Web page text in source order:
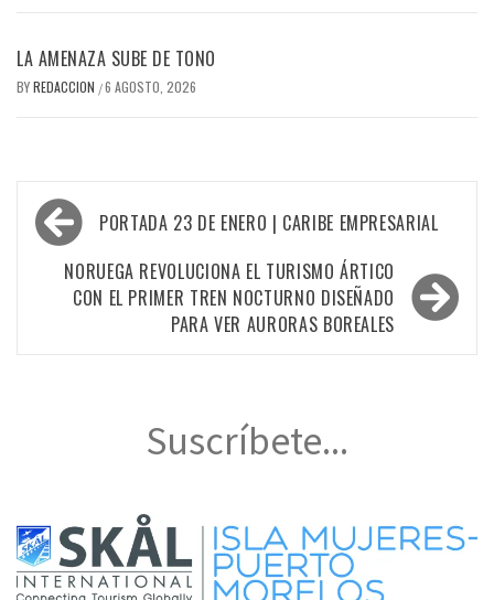
LA AMENAZA SUBE DE TONO
BYREDACCION /6 AGOSTO, 2026
Navegación
de
entradas
PORTADA 23 DE ENERO | CARIBE EMPRESARIAL
NORUEGA REVOLUCIONA EL TURISMO ÁRTICO
CON EL PRIMER TREN NOCTURNO DISEÑADO
PARA VER AURORAS BOREALES
Suscríbete...